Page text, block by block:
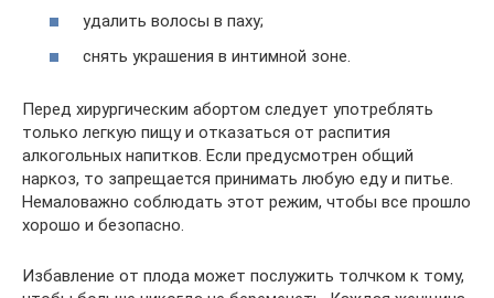
удалить волосы в паху;
снять украшения в интимной зоне.
Перед хирургическим абортом следует употреблять
только легкую пищу и отказаться от распития
алкогольных напитков. Если предусмотрен общий
наркоз, то запрещается принимать любую еду и питье.
Немаловажно соблюдать этот режим, чтобы все прошло
хорошо и безопасно.
Избавление от плода может послужить толчком к тому,